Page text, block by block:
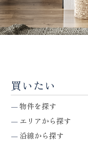
買いたい
物件を探す
エリアから探す
沿線から探す